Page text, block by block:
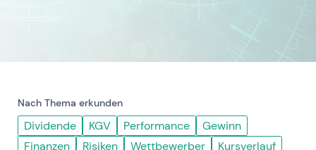
Nach Thema erkunden
Dividende KGV Performance
Gewinn
Finanzen
Risiken Wettbewerber
Kursverlauf